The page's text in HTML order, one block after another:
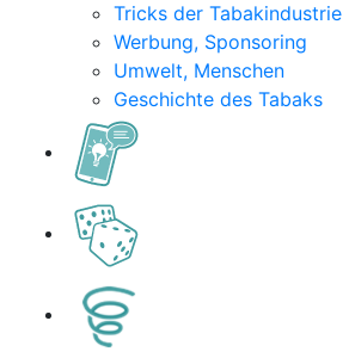
Tricks der Tabakindustrie
Werbung, Sponsoring
Umwelt, Menschen
Geschichte des Tabaks